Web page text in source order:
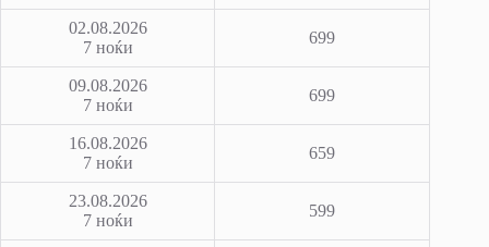
02.08.2026
7 ноќи
699
09.08.2026
7 ноќи
699
16.08.2026
7 ноќи
659
23.08.2026
7 ноќи
599